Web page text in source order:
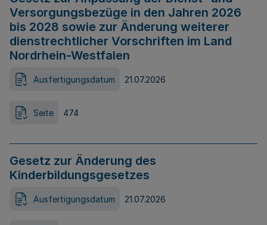
Versorgungsbezüge in den Jahren 2026
bis 2028 sowie zur Änderung weiterer
dienstrechtlicher Vorschriften im Land
Nordrhein-Westfalen
Ausfertigungsdatum 21.07.2026
Seite 474
Gesetz zur Änderung des
Kinderbildungsgesetzes
Ausfertigungsdatum 21.07.2026